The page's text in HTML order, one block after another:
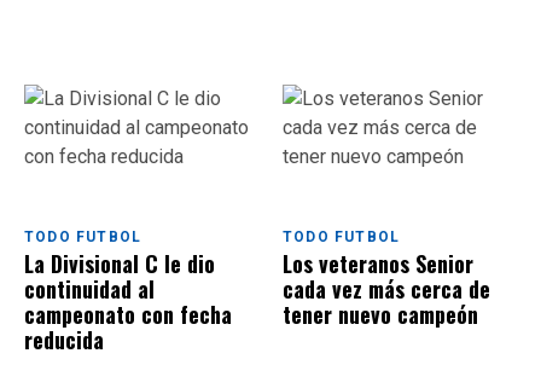
TODO FUTBOL
La Divisional C le dio
continuidad al
campeonato con fecha
reducida
TODO FUTBOL
Los veteranos Senior
cada vez más cerca de
tener nuevo campeón